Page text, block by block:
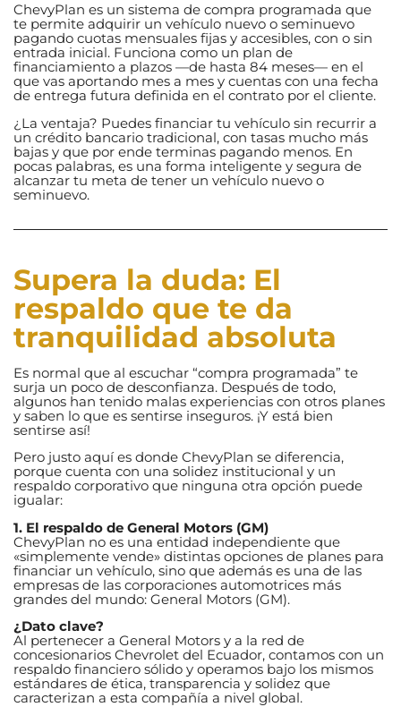
ChevyPlan es un sistema de compra programada que
te permite adquirir un vehículo nuevo o seminuevo
pagando cuotas mensuales fijas y accesibles, con o sin
entrada inicial. Funciona como un plan de
financiamiento a plazos —de hasta 84 meses— en el
que vas aportando mes a mes y cuentas con una fecha
de entrega futura definida en el contrato por el cliente.
¿La ventaja? Puedes financiar tu vehículo sin recurrir a
un crédito bancario tradicional, con tasas mucho más
bajas y que por ende terminas pagando menos. En
pocas palabras, es una forma inteligente y segura de
alcanzar tu meta de tener un vehículo nuevo o
seminuevo.
Supera la duda: El
respaldo que te da
tranquilidad absoluta
Es normal que al escuchar “compra programada” te
surja un poco de desconfianza. Después de todo,
algunos han tenido malas experiencias con otros planes
y saben lo que es sentirse inseguros. ¡Y está bien
sentirse así!
Pero justo aquí es donde ChevyPlan se diferencia,
porque cuenta con una solidez institucional y un
respaldo corporativo que ninguna otra opción puede
igualar:
1. El respaldo de General Motors (GM)
ChevyPlan no es una entidad independiente que
«simplemente vende» distintas opciones de planes para
financiar un vehículo, sino que además es una de las
empresas de las corporaciones automotrices más
grandes del mundo: General Motors (GM).
¿Dato clave?
Al pertenecer a General Motors y a la red de
concesionarios Chevrolet del Ecuador, contamos con un
respaldo financiero sólido y operamos bajo los mismos
estándares de ética, transparencia y solidez que
caracterizan a esta compañía a nivel global.